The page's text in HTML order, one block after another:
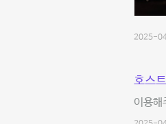
2025-
호스
이용